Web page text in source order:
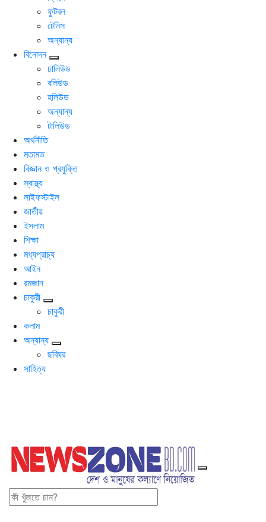
ফুটবল
টেনিস
অন্যান্য
বিনোদন
ঢালিউড
বলিউড
হলিউড
অন্যান্য
টালিউড
অর্থনীতি
মতামত
বিজ্ঞান ও প্রযুক্তি
স্বাস্থ্য
লাইফস্টাইল
জাতীয়
ইসলাম
শিক্ষা
মধ্যপ্রাচ্য
আইন
রমজান
চাকুরী
চাকুরী
কলাম
অন্যান্য
ছবিঘর
সাহিত্য